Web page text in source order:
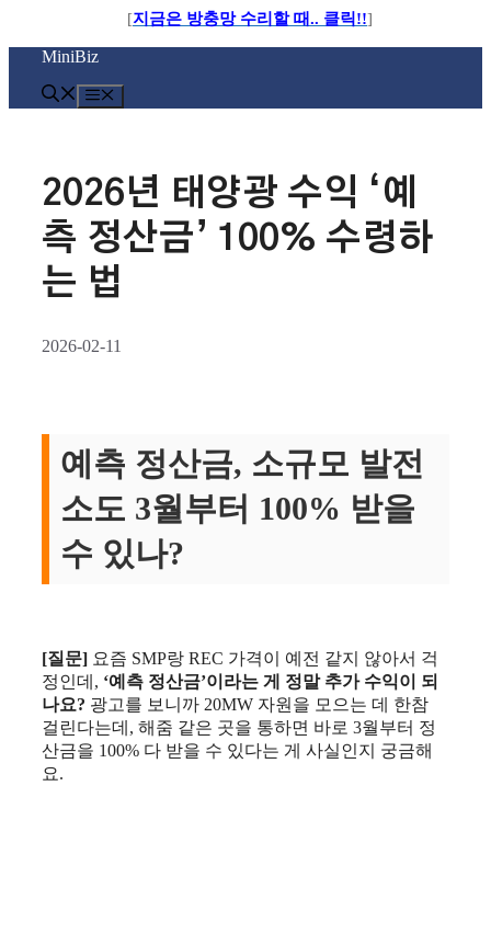
[지금은 방충망 수리할 때.. 클릭!!]
컨
로
MiniBiz
2026년 태양광 수익 ‘예
측 정산금’ 100% 수령하
는 법
2026-02-11
예측 정산금, 소규모 발전
소도 3월부터 100% 받을
수 있나?
[질문] 요즘 SMP랑 REC 가격이 예전 같지 않아서 걱
정인데, ‘예측 정산금’이라는 게 정말 추가 수익이 되
나요? 광고를 보니까 20MW 자원을 모으는 데 한참
걸린다는데, 해줌 같은 곳을 통하면 바로 3월부터 정
산금을 100% 다 받을 수 있다는 게 사실인지 궁금해
요.